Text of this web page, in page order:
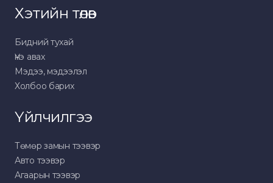
Хэтийн төлөв
Бидний тухай
Үнэ авах
Мэдээ, мэдээлэл
Холбоо барих
Үйлчилгээ
Төмөр замын тээвэр
Авто тээвэр
Агаарын тээвэр